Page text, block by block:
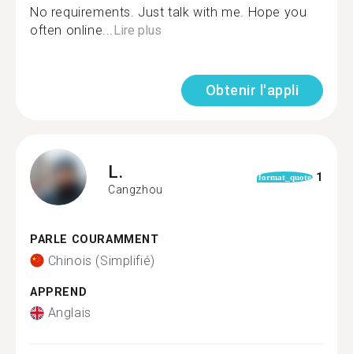
No requirements. Just talk with me. Hope you
often online...Lire plus
Obtenir l'appli
L.
Cangzhou
format_quote 1
PARLE COURAMMENT
Chinois (Simplifié)
APPREND
Anglais